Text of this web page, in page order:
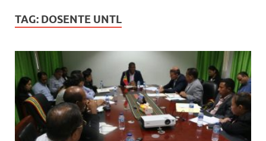
TAG: DOSENTE UNTL